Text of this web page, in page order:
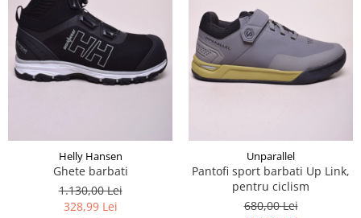
Helly Hansen
Ghete barbati
1.130,00 Lei
328,99 Lei
Unparallel
Pantofi sport barbati Up Link,
pentru ciclism
680,00 Lei